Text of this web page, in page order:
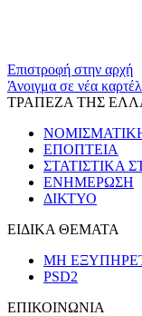
Επιστροφή στην αρχή
Άνοιγμα σε νέα
ΤΡΑΠΕΖΑ ΤΗΣ
ΕΠΟΠΤΕΙΑ
ΣΤΑΤΙΣΤΙΚΑ
ΕΝΗΜΕΡΩΣΗ
ΔΙΚΤΥΟ
ΕΙΔΙΚΑ ΘΕΜΑΤΑ
ΜΗ
PSD2
ΕΠΙΚΟΙΝΩΝΙΑ